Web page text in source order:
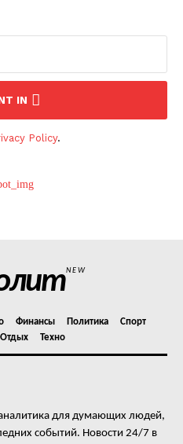
IN
Policy.
NEW
Финансы Политика
Спорт
Отдых Техно
для думающих людей,
событий. Новости 24/7 в